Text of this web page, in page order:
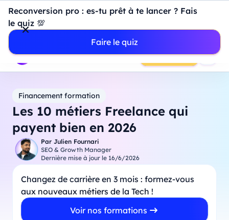
Reconversion pro : es-tu prêt à te lancer ? Fais
le quiz 💯
Faire le quiz
Introduction à Power BI : construisez votre premier
dashboard de A à Z
- Mardi 11 Août
18h00
Professionnels
Étudiants Parents Entreprises
Prendre RDV
Financement formation
Les 10 métiers Freelance qui
payent bien en 2026
Par Julien Fournari
SEO & Growth Manager
Dernière mise à jour le 16/6/2026
Changez de carrière en 3 mois : formez-vous
aux nouveaux métiers de la Tech !
Voir nos formations